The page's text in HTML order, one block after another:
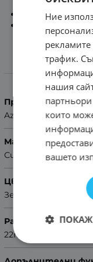
Quick Release
Метална,
Производител
Azzuro
Материал
Силикон
Цвят
Зелен
Размер
22mm
Ние
трафик.
нашия
които
вашето